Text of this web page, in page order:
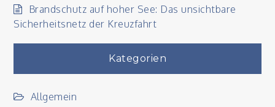
Brandschutz auf hoher See: Das unsichtbare
Sicherheitsnetz der Kreuzfahrt
Kategorien
Allgemein